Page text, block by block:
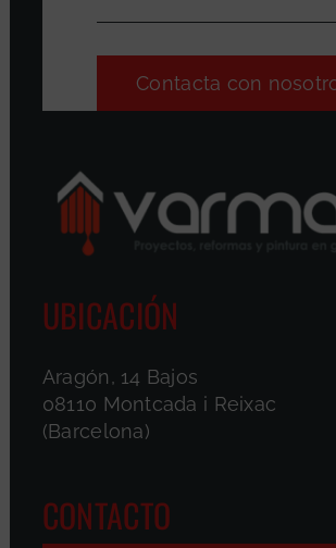
Contacta con
UBICACIÓN
Aragón, 14 Bajos
08110 Montcada i Reixac
(Barcelona)
CONTACTO